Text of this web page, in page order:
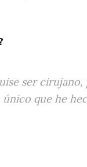
ser
que he